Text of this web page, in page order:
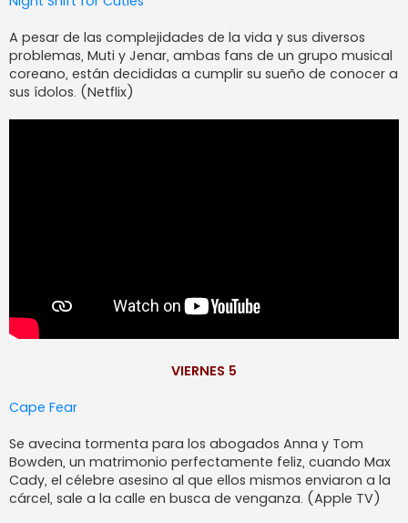
A pesar de las complejidades de la vida y sus diversos
problemas, Muti y Jenar, ambas fans de un grupo musical
coreano, están decididas a cumplir su sueño de conocer a
sus ídolos. (Netflix)
VIERNES 5
Cape Fear
Se avecina tormenta para los abogados Anna y Tom
Bowden, un matrimonio perfectamente feliz, cuando Max
Cady, el célebre asesino al que ellos mismos enviaron a la
cárcel, sale a la calle en busca de venganza. (Apple TV)